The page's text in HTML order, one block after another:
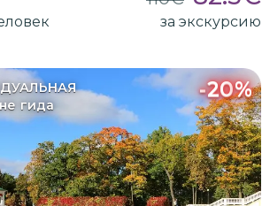
за экскурсию
гида
-20%